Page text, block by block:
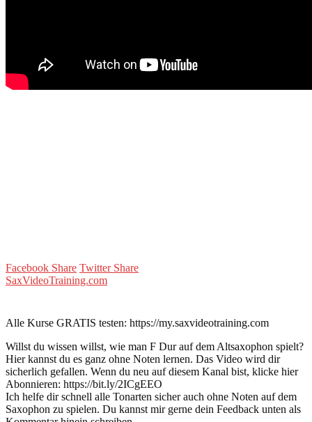
Facebook Share Twitter Share
SaxVideoTraining.com
Alle Kurse GRATIS testen: https://my.saxvideotraining.com
Willst du wissen willst, wie man F Dur auf dem Altsaxophon spielt?
Hier kannst du es ganz ohne Noten lernen. Das Video wird dir
sicherlich gefallen. Wenn du neu auf diesem Kanal bist, klicke hier
Abonnieren: https://bit.ly/2ICgEEO
Ich helfe dir schnell alle Tonarten sicher auch ohne Noten auf dem
Saxophon zu spielen. Du kannst mir gerne dein Feedback unten als